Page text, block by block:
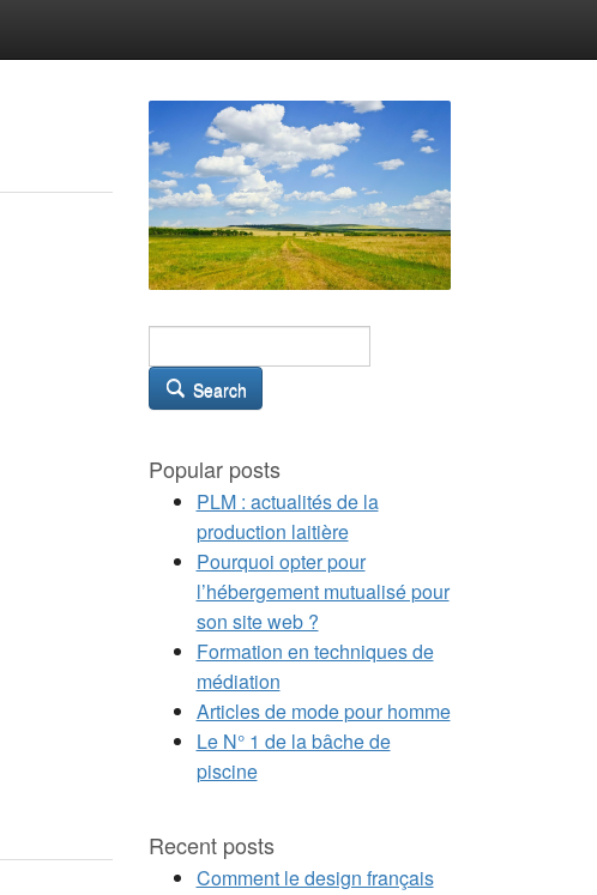
Search
Popular posts
PLM : actualités de la
production laitière
Pourquoi opter pour
l’hébergement mutualisé pour
son site web ?
Formation en techniques de
médiation
Articles de mode pour homme
Le N° 1 de la bâche de
piscine
Recent posts
Comment le design français